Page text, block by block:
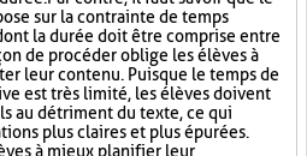
sur la contrainte de temps
la durée doit être comprise entre
de procéder oblige les élèves à
leur contenu. Puisque le temps de
est très limité, les élèves doivent
au détriment du texte, ce qui
plus claires et plus épurées.
à mieux planifier leur